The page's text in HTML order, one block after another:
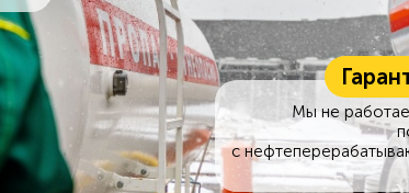
Мы не
с